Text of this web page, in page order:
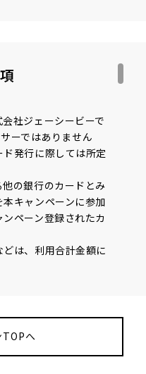
Google Play )から
ロード
確認を行います。
社ジェーシービーで
ーではありません
発行に際しては所定
の銀行のカードとみ
キャンペーンに参加
ペーン登録されたカ
は、利用合計金額に
時期に株式会社ジェ
ペーンの対象から除
TOPへ